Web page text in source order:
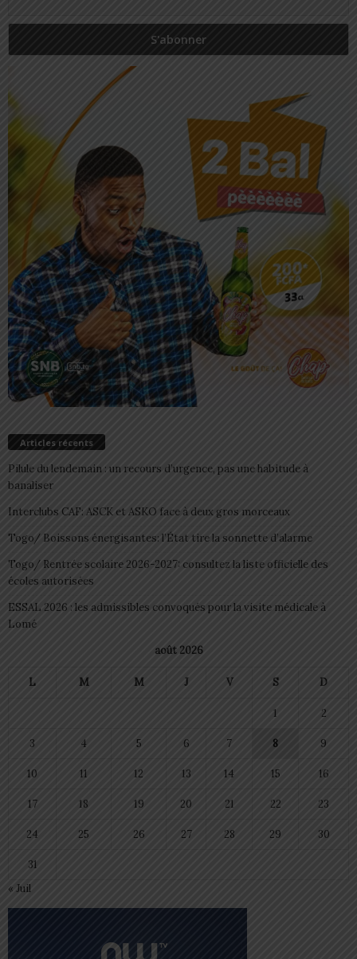
Articles récents
Pilule du lendemain : un recours d’urgence, pas une habitude à
banaliser
Interclubs CAF: ASCK et ASKO face à deux gros morceaux
Togo/ Boissons énergisantes: l’État tire la sonnette d’alarme
Togo/ Rentrée scolaire 2026-2027: consultez la liste officielle des
écoles autorisées
ESSAL 2026 : les admissibles convoqués pour la visite médicale à
Lomé
août 2026
L M M J V S D
1 2
3 4 5 6 7 8 9
10 11 12 13 14 15 16
17 18 19 20 21 22 23
24 25 26 27 28 29 30
31
« Juil